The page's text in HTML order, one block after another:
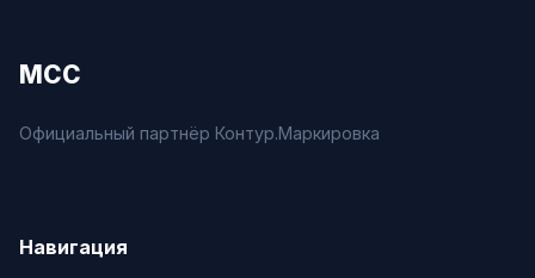
МСС
Официальный партнёр Контур.Маркировка
Навигация